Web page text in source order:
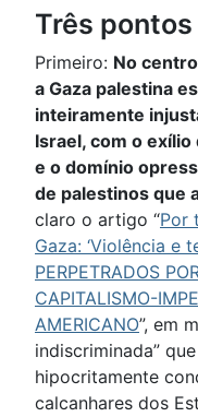
Três pontos
Primeiro: No
a Gaza palestina
inteiramente
Israel, com o
e o domínio
de palestinos que
claro o artigo “Por
Gaza: ‘Violência e
PERPETRADOS
CAPITALISMO-
AMERICANO”, em
indiscriminada”
hipocritamente
calcanhares dos